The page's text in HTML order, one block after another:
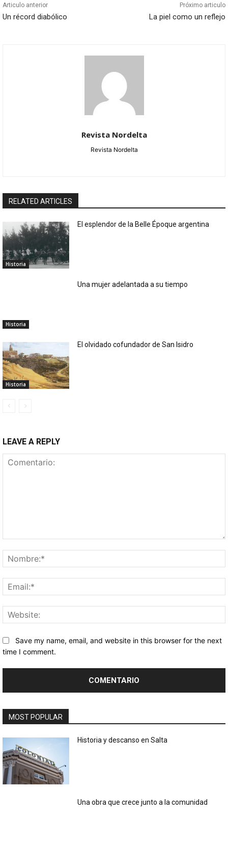
Articulo anterior
Un récord diabólico
Próximo articulo
La piel como un reflejo
Revista Nordelta
Revista Nordelta
RELATED ARTICLES
Historia
El esplendor de la Belle Époque argentina
Historia
Una mujer adelantada a su tiempo
Historia
El olvidado cofundador de San Isidro
LEAVE A REPLY
Save my name, email, and website in this browser for the next
time I comment.
MOST POPULAR
Historia y descanso en Salta
Una obra que crece junto a la comunidad